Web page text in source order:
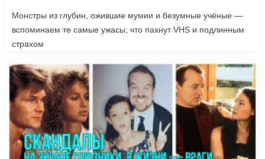
Монстры из глубин, ожившие мумии и безумные учёные —
вспоминаем те самые ужасы, что пахнут VHS и подлинным
страхом